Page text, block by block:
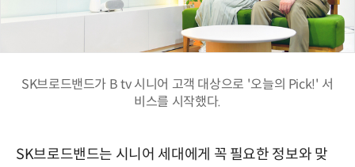
SK브로드밴드가 B tv 시니어 고객 대상으로 '오늘의 Pick!' 서
비스를 시작했다.
SK브로드밴드는 시니어 세대에게 꼭 필요한 정보와 맞